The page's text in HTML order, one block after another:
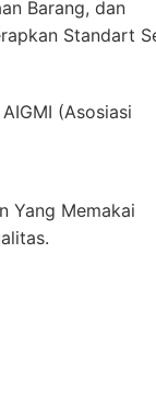
Barang, dan
Standart
(Asosiasi
Yang Memakai